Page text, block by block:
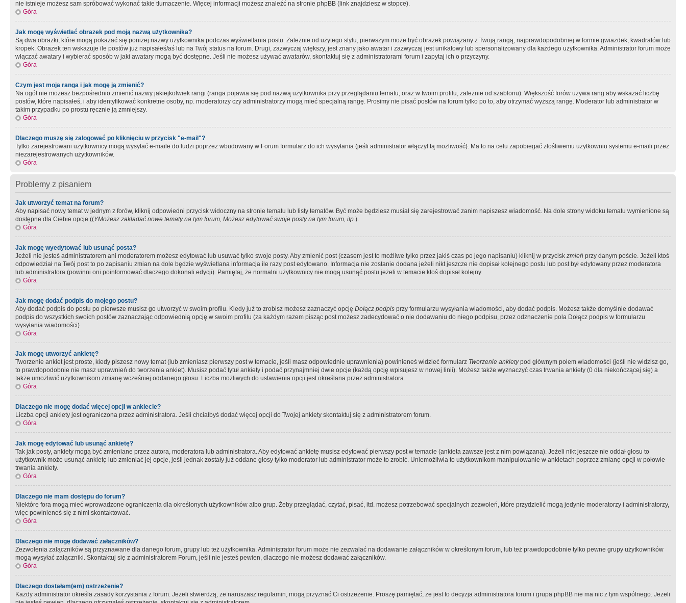
nie istnieje możesz sam spróbować wykonać takie tłumaczenie. Więcej informacji możesz znaleźć na stronie phpBB (link znajdziesz w stopce).
Góra
Jak mogę wyświetlać obrazek pod moją nazwą użytkownika?
Są dwa obrazki, które mogą pokazać się poniżej nazwy użytkownika podczas wyświetlania postu. Zależnie od użytego stylu, pierwszym może być obrazek powiązany z Twoją rangą, najprawdopodobniej w formie gwiazdek, kwadratów lub
kropek. Obrazek ten wskazuje ile postów już napisałeś/aś lub na Twój status na forum. Drugi, zazwyczaj większy, jest znany jako awatar i zazwyczaj jest unikatowy lub spersonalizowany dla każdego użytkownika. Administrator forum może
włączać awatary i wybierać sposób w jaki awatary mogą być dostępne. Jeśli nie możesz używać awatarów, skontaktuj się z administratorami forum i zapytaj ich o przyczyny.
Góra
Czym jest moja ranga i jak mogę ją zmienić?
Na ogół nie możesz bezpośrednio zmienić nazwy jakiejkolwiek rangi (ranga pojawia się pod nazwą użytkownika przy przeglądaniu tematu, oraz w twoim profilu, zależnie od szablonu). Większość forów używa rang aby wskazać liczbę
postów, które napisałeś, i aby identyfikować konkretne osoby, np. moderatorzy czy administratorzy mogą mieć specjalną rangę. Prosimy nie pisać postów na forum tylko po to, aby otrzymać wyższą rangę. Moderator lub administrator w
takim przypadku po prostu ręcznie ją zmniejszy.
Góra
Dlaczego muszę się zalogować po kliknięciu w przycisk "e-mail"?
Tylko zarejestrowani użytkownicy mogą wysyłać e-maile do ludzi poprzez wbudowany w Forum formularz do ich wysyłania (jeśli administrator włączył tą możliwość). Ma to na celu zapobiegać złośliwemu użytkowniu systemu e-maili przez
niezarejestrowanych użytkowników.
Góra
Problemy z pisaniem
Jak utworzyć temat na forum?
Aby napisać nowy temat w jednym z forów, kliknij odpowiedni przycisk widoczny na stronie tematu lub listy tematów. Być może będziesz musiał się zarejestrować zanim napiszesz wiadomość. Na dole strony widoku tematu wymienione są
dostępne dla Ciebie opcje ((YMożesz zakładać nowe tematy na tym forum, Możesz edytować swoje posty na tym forum, itp.).
Góra
Jak mogę wyedytować lub usunąć posta?
Jeżeli nie jesteś administratorem ani moderatorem możesz edytować lub usuwać tylko swoje posty. Aby zmienić post (czasem jest to możliwe tylko przez jakiś czas po jego napisaniu) kliknij w przycisk zmień przy danym poście. Jeżeli ktoś
odpowiedział na Twój post to po zapisaniu zmian na dole będzie wyświetlana informacja ile razy post edytowano. Informacja nie zostanie dodana jeżeli nikt jeszcze nie dopisał kolejnego postu lub post był edytowany przez moderatora
lub administratora (powinni oni poinformować dlaczego dokonali edycji). Pamiętaj, że normalni użytkownicy nie mogą usunąć postu jeżeli w temacie ktoś dopisał kolejny.
Góra
Jak mogę dodać podpis do mojego postu?
Aby dodać podpis do postu po pierwsze musisz go utworzyć w swoim profilu. Kiedy już to zrobisz możesz zaznaczyć opcję Dołącz podpis przy formularzu wysyłania wiadomości, aby dodać podpis. Możesz także domyślnie dodawać
podpis do wszystkich swoich postów zaznaczając odpowiednią opcję w swoim profilu (za każdym razem pisząc post możesz zadecydować o nie dodawaniu do niego podpisu, przez odznaczenie pola Dołącz podpis w formularzu
wysyłania wiadomości)
Góra
Jak mogę utworzyć ankietę?
Tworzenie ankiet jest proste, kiedy piszesz nowy temat (lub zmieniasz pierwszy post w temacie, jeśli masz odpowiednie uprawnienia) powinieneś widzieć formularz Tworzenie ankietypod głównym polem wiadomości (jeśli nie widzisz go,
to prawdopodobnie nie masz uprawnień do tworzenia ankiet). Musisz podać tytuł ankiety i podać przynajmniej dwie opcje (każdą opcję wpisujesz w nowej linii). Możesz także wyznaczyć czas trwania ankiety (0 dla niekończącej się) a
także umożliwić użytkownikom zmianę wcześniej oddanego głosu. Liczba możliwych do ustawienia opcji jest określana przez administratora.
Góra
Dlaczego nie mogę dodać więcej opcji w ankiecie?
Liczba opcji ankiety jest ograniczona przez administratora. Jeśli chciałbyś dodać więcej opcji do Twojej ankiety skontaktuj się z administratorem forum.
Góra
Jak mogę edytować lub usunąć ankietę?
Tak jak posty, ankiety mogą być zmieniane przez autora, moderatora lub administratora. Aby edytować ankietę musisz edytować pierwszy post w temacie (ankieta zawsze jest z nim powiązana). Jeżeli nikt jeszcze nie oddał głosu to
użytkownik może usunąć ankietę lub zmieniać jej opcje, jeśli jednak zostały już oddane głosy tylko moderator lub administrator może to zrobić. Uniemożliwia to użytkownikom manipulowanie w ankietach poprzez zmianę opcji w połowie
trwania ankiety.
Góra
Dlaczego nie mam dostępu do forum?
Niektóre fora mogą mieć wprowadzone ograniczenia dla określonych użytkowników albo grup. Żeby przeglądać, czytać, pisać, itd. możesz potrzebować specjalnych zezwoleń, które przydzielić mogą jedynie moderatorzy i administratorzy,
więc powinieneś się z nimi skontaktować.
Góra
Dlaczego nie mogę dodawać załączników?
Zezwolenia załączników są przyznawane dla danego forum, grupy lub też użytkownika. Administrator forum może nie zezwalać na dodawanie załączników w określonym forum, lub też prawdopodobnie tylko pewne grupy użytkowników
mogą wysyłać załączniki. Skontaktuj się z administratorem Forum, jeśli nie jesteś pewien, dlaczego nie możesz dodawać załączników.
Góra
Dlaczego dostałam(em) ostrzeżenie?
Każdy administrator określa zasady korzystania z forum. Jeżeli stwierdzą, że naruszasz regulamin, mogą przyznać Ci ostrzeżenie. Proszę pamiętać, że jest to decyzja administratora forum i grupa phpBB nie ma nic z tym wspólnego. Jeżeli